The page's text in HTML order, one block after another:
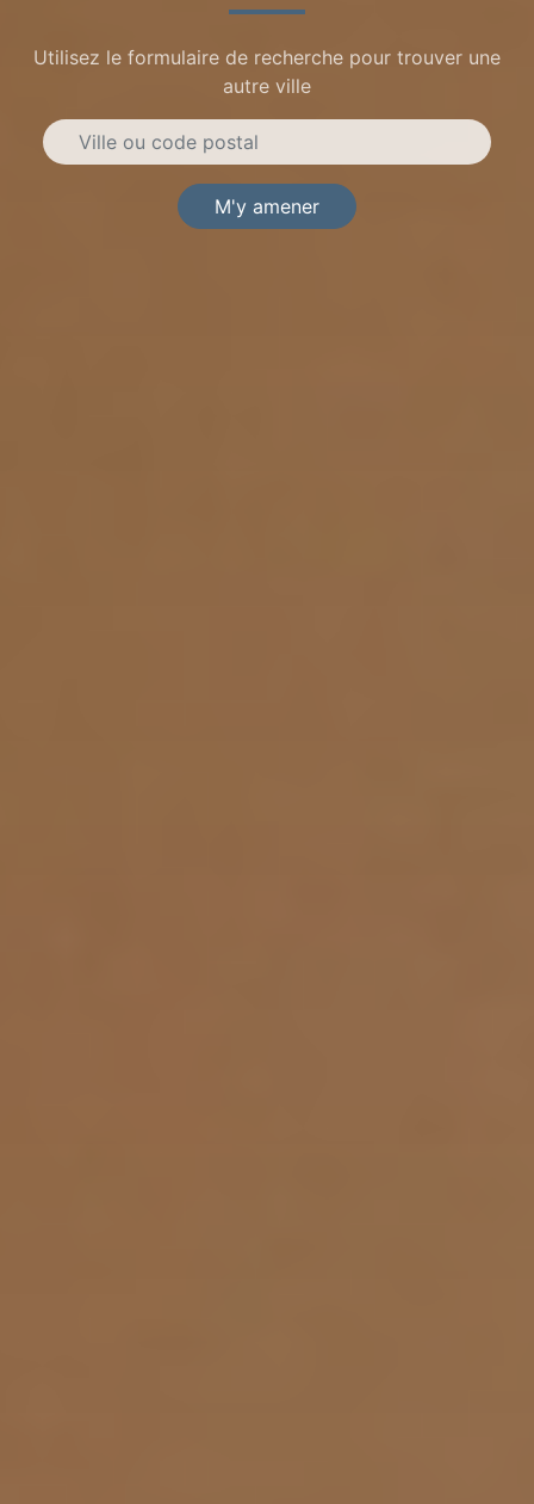
Utilisez le formulaire de recherche pour trouver une
autre ville
M'y amener